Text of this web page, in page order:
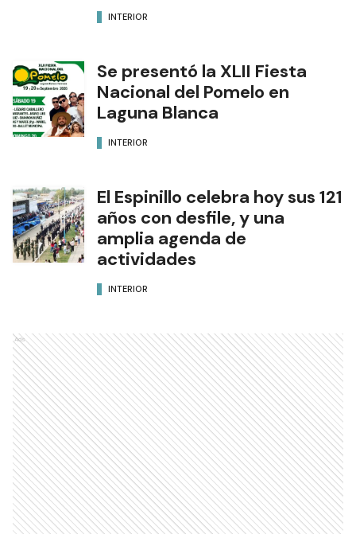
INTERIOR
Se presentó la XLII Fiesta
Nacional del Pomelo en
Laguna Blanca
INTERIOR
El Espinillo celebra hoy sus 121
años con desfile, y una
amplia agenda de
actividades
INTERIOR
Ads